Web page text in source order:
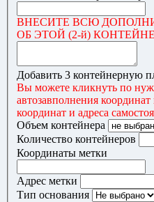
ВНЕСИТЕ ВСЮ
ОБ ЭТОЙ (2-й)
Добавить 3 контейнерную
Вы можете кликнуть по
автозавполнения
координат и адреса
Объем контейнера
Количество контейнеров
Координаты метки
Адрес метки
Тип основания